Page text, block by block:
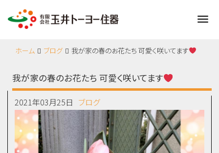
ホーム ブログ 我が家の春のお花たち 可愛く咲いてます
我が家の春のお花たち 可愛く咲いてます
2021年03月25日 ブログ